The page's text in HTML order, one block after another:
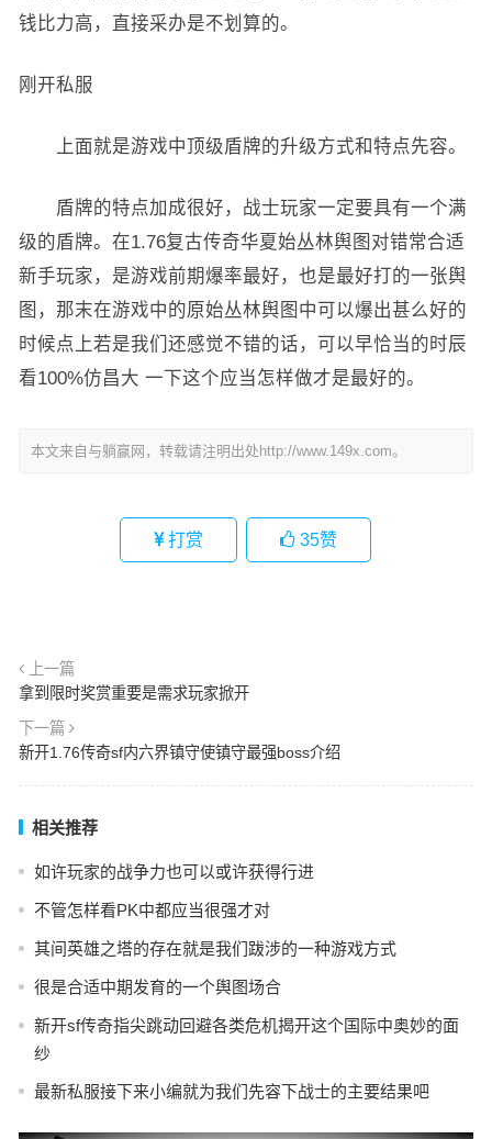
钱比力高，直接采办是不划算的。
刚开私服
上面就是游戏中顶级盾牌的升级方式和特点先容。
盾牌的特点加成很好，战士玩家一定要具有一个满
级的盾牌。在1.76复古传奇华夏始丛林舆图对错常合适
新手玩家，是游戏前期爆率最好，也是最好打的一张舆
图，那末在游戏中的原始丛林舆图中可以爆出甚么好的
时候点上若是我们还感觉不错的话，可以早恰当的时辰
看100%仿昌大 一下这个应当怎样做才是最好的。
本文来自与躺赢网，转载请注明出处http://www.149x.com。
打赏 35赞
上一篇
拿到限时奖赏重要是需求玩家掀开
下一篇
新开1.76传奇sf内六界镇守使镇守最强boss介绍
相关推荐
如许玩家的战争力也可以或许获得行进
不管怎样看PK中都应当很强才对
其间英雄之塔的存在就是我们跋涉的一种游戏方式
很是合适中期发育的一个舆图场合
新开sf传奇指尖跳动回避各类危机揭开这个国际中奥妙的面
纱
最新私服接下来小编就为我们先容下战士的主要结果吧